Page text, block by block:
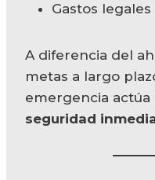
Gastos
A diferencia del
metas a largo
emergencia actúa
seguridad